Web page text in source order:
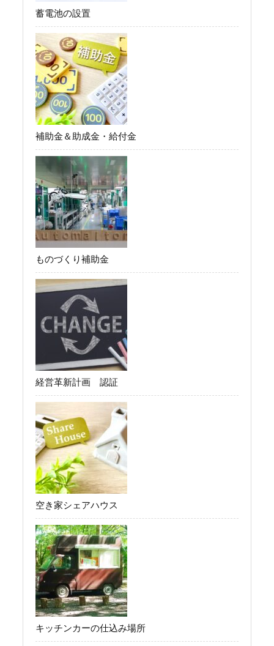
蓄電池の設置
補助金＆助成金・給付金
ものづくり補助金
経営革新計画 認証
空き家シェアハウス
キッチンカーの仕込み場所